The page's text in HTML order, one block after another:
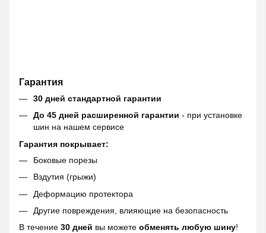
Гарантия
30 дней стандартной гарантии
До 45 дней расширенной гарантии - при установке
шин на нашем сервисе
Гарантия покрывает:
Боковые порезы
Вздутия (грыжи)
Деформацию протектора
Другие повреждения, влияющие на безопасность
В течение 30 дней вы можете обменять любую шину!